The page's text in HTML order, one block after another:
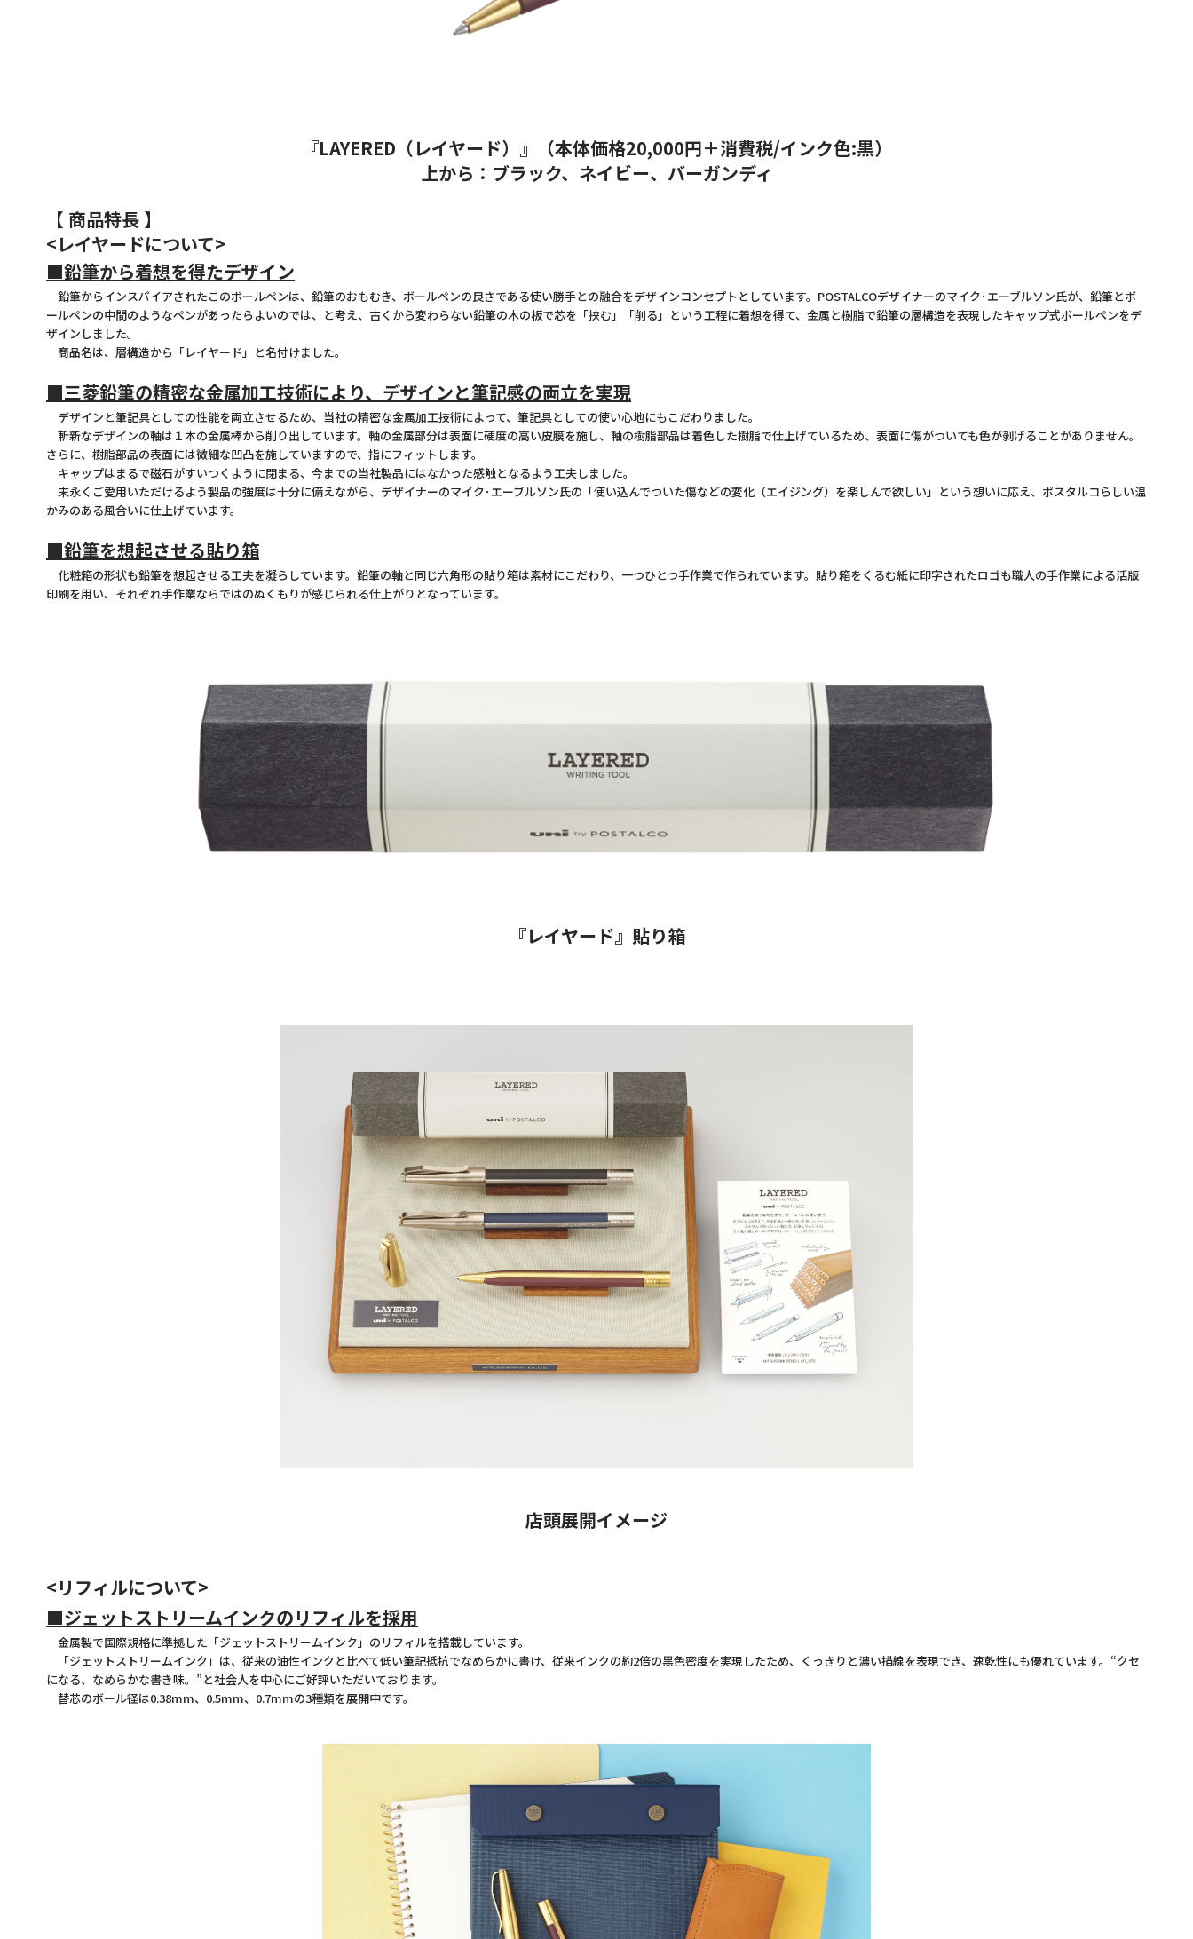
『LAYERED（レイヤード）』（本体価格20,000円＋消費税/インク色:黒）
上から：ブラック、ネイビー、バーガンディ
【 商品特長 】
<レイヤードについて>
■鉛筆から着想を得たデザイン
鉛筆からインスパイアされたこのボールペンは、鉛筆のおもむき、ボールペンの良さである使い勝手との融合をデザインコンセプトとしています。POSTALCOデザイナーのマイク･エーブルソン氏が、鉛筆とボ
ールペンの中間のようなペンがあったらよいのでは、と考え、古くから変わらない鉛筆の木の板で芯を「挟む」「削る」という工程に着想を得て、金属と樹脂で鉛筆の層構造を表現したキャップ式ボールペンをデ
ザインしました。
商品名は、層構造から「レイヤード」と名付けました。
■三菱鉛筆の精密な金属加工技術により、デザインと筆記感の両立を実現
デザインと筆記具としての性能を両立させるため、当社の精密な金属加工技術によって、筆記具としての使い心地にもこだわりました。
斬新なデザインの軸は１本の金属棒から削り出しています。軸の金属部分は表面に硬度の高い皮膜を施し、軸の樹脂部品は着色した樹脂で仕上げているため、表面に傷がついても色が剥げることがありません。
さらに、樹脂部品の表面には微細な凹凸を施していますので、指にフィットします。
キャップはまるで磁石がすいつくように閉まる、今までの当社製品にはなかった感触となるよう工夫しました。
末永くご愛用いただけるよう製品の強度は十分に備えながら、デザイナーのマイク･エーブルソン氏の「使い込んでついた傷などの変化（エイジング）を楽しんで欲しい」という想いに応え、ポスタルコらしい温
かみのある風合いに仕上げています。
■鉛筆を想起させる貼り箱
化粧箱の形状も鉛筆を想起させる工夫を凝らしています。鉛筆の軸と同じ六角形の貼り箱は素材にこだわり、一つひとつ手作業で作られています。貼り箱をくるむ紙に印字されたロゴも職人の手作業による活版
印刷を用い、それぞれ手作業ならではのぬくもりが感じられる仕上がりとなっています。
『レイヤード』貼り箱
店頭展開イメージ
<リフィルについて>
■ジェットストリームインクのリフィルを採用
金属製で国際規格に準拠した「ジェットストリームインク」のリフィルを搭載しています。
「ジェットストリームインク」は、従来の油性インクと比べて低い筆記抵抗でなめらかに書け、従来インクの約2倍の黒色密度を実現したため、くっきりと濃い描線を表現でき、速乾性にも優れています。“クセ
になる、なめらかな書き味。”と社会人を中心にご好評いただいております。
替芯のボール径は0.38mm、0.5mm、0.7mmの3種類を展開中です。